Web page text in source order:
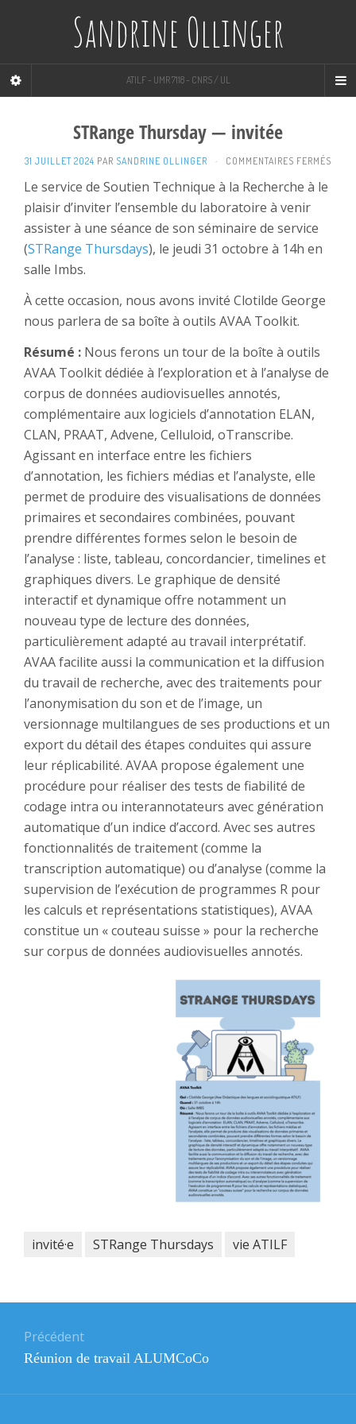
Sandrine Ollinger
ATILF - UMR 7118 - CNRS / UL
STRange Thursday — invitée
31 JUILLET 2024 PAR SANDRINE OLLINGER · COMMENTAIRES FERMÉS
Le service de Soutien Technique à la Recherche à le
plaisir d’inviter l’ensemble du laboratoire à venir
assister à une séance de son séminaire de service
(STRange Thursdays), le jeudi 31 octobre à 14h en
salle Imbs.
À cette occasion, nous avons invité Clotilde George
nous parlera de sa boîte à outils AVAA Toolkit.
Résumé : Nous ferons un tour de la boîte à outils
AVAA Toolkit dédiée à l’exploration et à l’analyse de
corpus de données audiovisuelles annotés,
complémentaire aux logiciels d’annotation ELAN,
CLAN, PRAAT, Advene, Celluloid, oTranscribe.
Agissant en interface entre les fichiers
d’annotation, les fichiers médias et l’analyste, elle
permet de produire des visualisations de données
primaires et secondaires combinées, pouvant
prendre différentes formes selon le besoin de
l’analyse : liste, tableau, concordancier, timelines et
graphiques divers. Le graphique de densité
interactif et dynamique offre notamment un
nouveau type de lecture des données,
particulièrement adapté au travail interprétatif.
AVAA facilite aussi la communication et la diffusion
du travail de recherche, avec des traitements pour
l’anonymisation du son et de l’image, un
versionnage multilangues de ses productions et un
export du détail des étapes conduites qui assure
leur réplicabilité. AVAA propose également une
procédure pour réaliser des tests de fiabilité de
codage intra ou interannotateurs avec génération
automatique d’un indice d’accord. Avec ses autres
fonctionnalités de traitement (comme la
transcription automatique) ou d’analyse (comme la
supervision de l’exécution de programmes R pour
les calculs et représentations statistiques), AVAA
constitue un « couteau suisse » pour la recherche
sur corpus de données audiovisuelles annotés.
invité·e STRange Thursdays vie ATILF
l’article
Précédent
Article
Réunion de travail ALUMCoCo